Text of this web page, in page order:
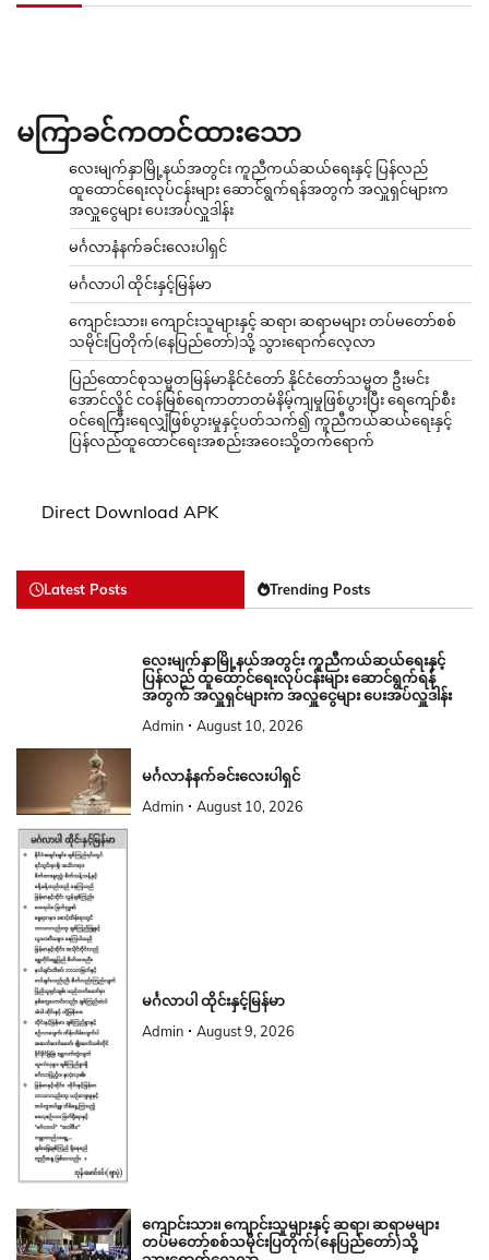
မကြာခင်ကတင်ထားသော
လေးမျက်နှာမြို့နယ်အတွင်း ကူညီကယ်ဆယ်ရေးနှင့် ပြန်လည်
ထူထောင်ရေးလုပ်ငန်းများ ဆောင်ရွက်ရန်အတွက် အလှူရှင်များက
အလှူငွေများ ပေးအပ်လှူဒါန်း
မင်္ဂလာနံနက်ခင်းလေးပါရှင်
မင်္ဂလာပါ ထိုင်းနှင့်မြန်မာ
ကျောင်းသား၊ ကျောင်းသူများနှင့် ဆရာ၊ ဆရာမများ တပ်မတော်စစ်
သမိုင်းပြတိုက်(နေပြည်တော်)သို့ သွားရောက်လေ့လာ
ပြည်ထောင်စုသမ္မတမြန်မာနိုင်ငံတော် နိုင်ငံတော်သမ္မတ ဦးမင်း
အောင်လှိုင် ငဝန်မြစ်ရေကာတာတမံနိမ့်ကျမှုဖြစ်ပွားပြီး ရေကျော်စီး
ဝင်ရေကြီးရေလျှံဖြစ်ပွားမှုနှင့်ပတ်သက်၍ ကူညီကယ်ဆယ်ရေးနှင့်
ပြန်လည်ထူထောင်ရေးအစည်းအဝေးသို့တက်ရောက်
Direct Download APK
Latest Posts Trending Posts
လေးမျက်နှာမြို့နယ်အတွင်း ကူညီကယ်ဆယ်ရေးနှင့်
ပြန်လည် ထူထောင်ရေးလုပ်ငန်းများ ဆောင်ရွက်ရန်
အတွက် အလှူရှင်များက အလှူငွေများ ပေးအပ်လှူဒါန်း
Admin August 10, 2026
မင်္ဂလာနံနက်ခင်းလေးပါရှင်
Admin August 10, 2026
မင်္ဂလာပါ ထိုင်းနှင့်မြန်မာ
Admin August 9, 2026
ကျောင်းသား၊ ကျောင်းသူများနှင့် ဆရာ၊ ဆရာမများ
တပ်မတော်စစ်သမိုင်းပြတိုက်(နေပြည်တော်)သို့